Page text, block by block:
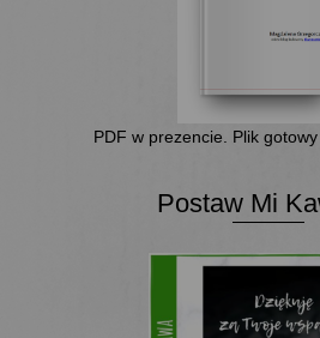
PDF w prezencie. Plik
Postaw Mi